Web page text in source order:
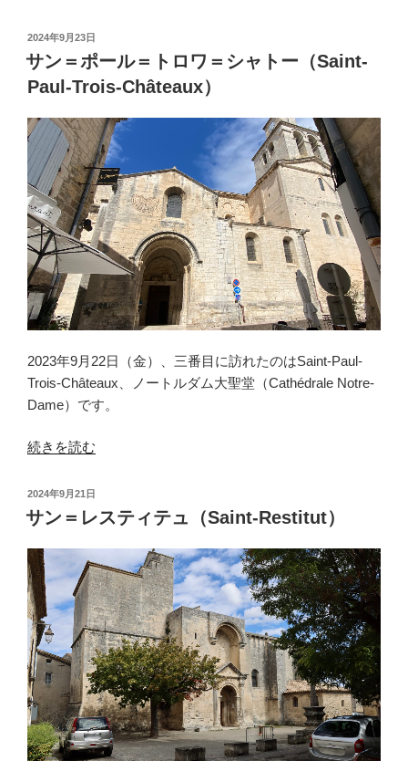
ル
ド
＝
デ
マ
ー
ル
（La
Garde-
Adhémar）”
の
投
稿
日:
2024年9月23日
サン＝ポール＝トロワ＝シャトー（Saint-
Paul-Trois-Châteaux）
2023年9月22日（金）、三番目に訪れたのはSaint-Paul-
Trois-Châteaux、ノートルダム大聖堂（Cathédrale Notre-
Dame）です。
“サ
＝
ポ
ル
＝
ト
ロ
ワ
＝
シ
ャ
ト
ー
続きを読む
投
稿
日:
2024年9月21日
サン＝レスティテュ（Saint-Restitut）